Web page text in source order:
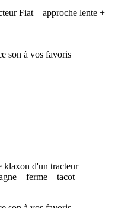
Fiat – approche lente +
klaxon d'un tracteur
– ferme – tacot